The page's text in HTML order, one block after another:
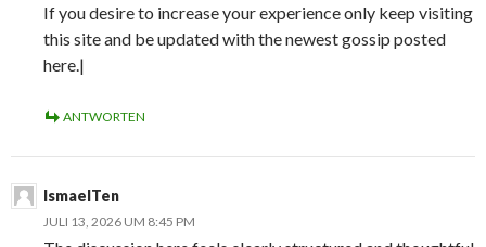
If you desire to increase your experience only keep visiting
this site and be updated with the newest gossip posted
here.|
ANTWORTEN
IsmaelTen
JULI 13, 2026 UM 8:45 PM